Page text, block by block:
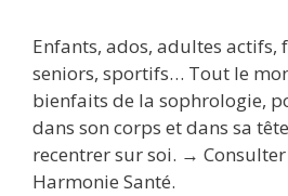
Enfants, ados, adultes actifs,
seniors, sportifs… Tout le
bienfaits de la sophrologie,
dans son corps et dans sa
recentrer sur soi. →
Harmonie Santé.